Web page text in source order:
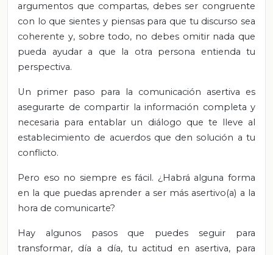
argumentos que compartas, debes ser congruente
con lo que sientes y piensas para que tu discurso sea
coherente y, sobre todo, no debes omitir nada que
pueda ayudar a que la otra persona entienda tu
perspectiva.
Un primer paso para la comunicación asertiva es
asegurarte de compartir la información completa y
necesaria para entablar un diálogo que te lleve al
establecimiento de acuerdos que den solución a tu
conflicto.
Pero eso no siempre es fácil. ¿Habrá alguna forma
en la que puedas aprender a ser más asertivo(a) a la
hora de comunicarte?
Hay algunos pasos que puedes seguir para
transformar, día a día, tu actitud en asertiva, para